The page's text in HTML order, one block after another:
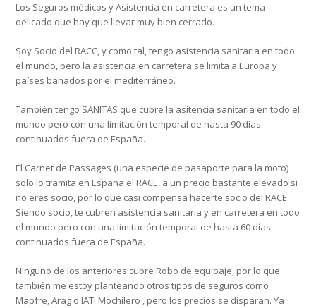
Los Seguros médicos y Asistencia en carretera es un tema
delicado que hay que llevar muy bien cerrado.
Soy Socio del RACC, y como tal, tengo asistencia sanitaria en todo
el mundo, pero la asistencia en carretera se limita a Europa y
países bañados por el mediterráneo.
También tengo SANITAS que cubre la asitencia sanitaria en todo el
mundo pero con una limitación temporal de hasta 90 días
continuados fuera de España.
El Carnet de Passages (una especie de pasaporte para la moto)
solo lo tramita en España el RACE, a un precio bastante elevado si
no eres socio, por lo que casi compensa hacerte socio del RACE.
Siendo socio, te cubren asistencia sanitaria y en carretera en todo
el mundo pero con una limitación temporal de hasta 60 días
continuados fuera de España.
Ninguno de los anteriores cubre Robo de equipaje, por lo que
también me estoy planteando otros tipos de seguros como
Mapfre, Arag o IATI Mochilero , pero los precios se disparan. Ya